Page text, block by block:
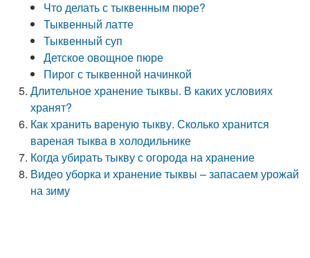
Что делать с тыквенным пюре?
Тыквенный латте
Тыквенный суп
Детское овощное пюре
Пирог с тыквенной начинкой
Длительное хранение тыквы. В каких условиях
хранят?
Как хранить вареную тыкву. Сколько хранится
вареная тыква в холодильнике
Когда убирать тыкву с огорода на хранение
Видео уборка и хранение тыквы – запасаем урожай
на зиму